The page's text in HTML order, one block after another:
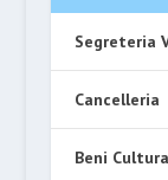
Segreteria
Cancelleria
Beni